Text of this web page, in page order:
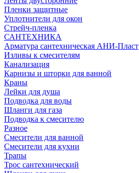
Пленки защитные
Уплотнители для окон
Стрейч-пленка
САНТЕХНИКА
Арматура сантехническая АНИ-Пласт
Изливы к смесителям
Канализация
Карнизы и шторки для ванной
Краны
Лейки для душа
Подводка для воды
Шланги для газа
Подводка к смесителю
Разное
Смесители для ванной
Смесители для кухни
Трапы
Трос сантехнический